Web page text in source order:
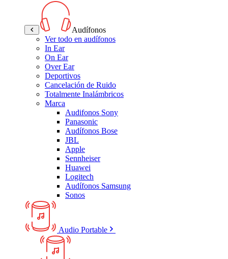
Audífonos
Ver todo en audífonos
In Ear
On Ear
Over Ear
Deportivos
Cancelación de Ruido
Totalmente Inalámbricos
Marca
Audifonos Sony
Panasonic
Audífonos Bose
JBL
Apple
Sennheiser
Huawei
Logitech
Audífonos Samsung
Sonos
Audio Portable